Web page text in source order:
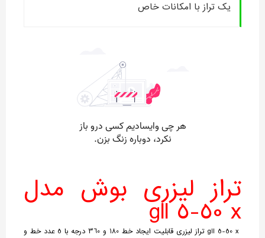
یک تراز با امکانات خاص
تراز لیزری بوش مدل
gll 5-50 x
gll 5-50 x تراز لیزری قابلیت ایجاد خط 180 و 360 درجه با 5 عدد خط و